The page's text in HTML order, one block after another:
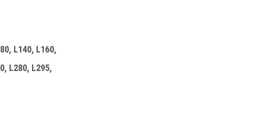
L140, L160,
L280, L295,